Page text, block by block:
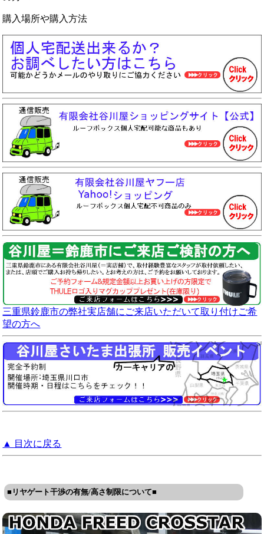
購入場所や購入方法
三重県鈴鹿市の弊社実店舗にご来店いただいて取り付けご希
望の方へ
▲ 目次に戻る
■リヤゲート干渉の有無/高さ制限について■